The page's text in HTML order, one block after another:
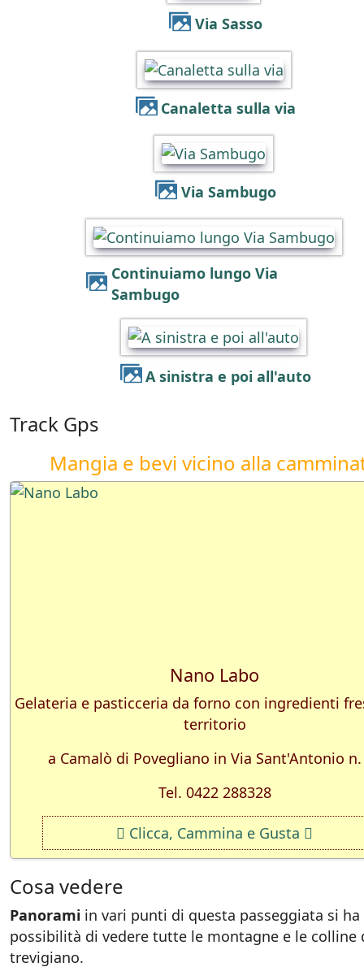
Via Sasso
Canaletta sulla via
Via Sambugo
Continuiamo lungo Via
Sambugo
A sinistra e poi all'auto
Track Gps
Mangia e bevi vicino alla
Nano Labo
Gelateria e pasticceria da forno con ingredienti
territorio
a Camalò di Povegliano in Via Sant'Antonio n.
Tel. 0422 288328
Clicca, Cammina e Gusta
Cosa vedere
Panorami in vari punti di questa passeggiata si ha
possibilità di vedere tutte le montagne e le colline
trevigiano.